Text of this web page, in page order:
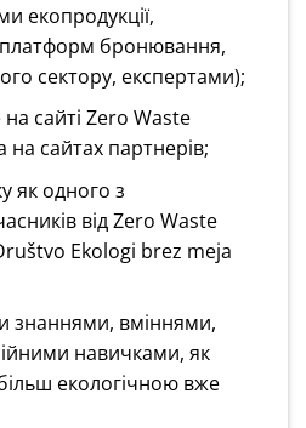
екопродукції,
бронювання,
сектору, експертами);
сайті Zero Waste
сайтах партнерів;
як одного з
від Zero Waste
Ekologi brez meja
знаннями, вміннями,
навичками, як
екологічною вже